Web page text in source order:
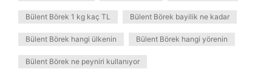
Bülent Börek 1 kg kaç TL Bülent Börek bayilik ne kadar
Bülent Börek hangi ülkenin Bülent Börek hangi yörenin
Bülent Börek ne peyniri kullanıyor